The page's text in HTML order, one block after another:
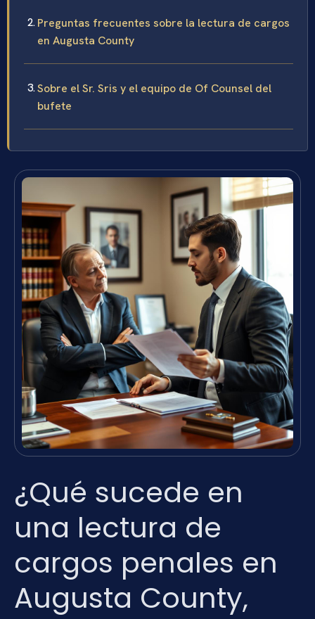
Preguntas frecuentes sobre la lectura de cargos
en Augusta County
Sobre el Sr. Sris y el equipo de Of Counsel del
bufete
¿Qué sucede en
una lectura de
cargos penales en
Augusta County,